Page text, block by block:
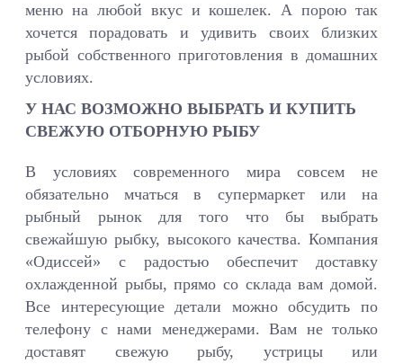
меню на любой вкус и кошелек. А порою так
хочется порадовать и удивить своих близких
рыбой собственного приготовления в домашних
условиях.
У НАС ВОЗМОЖНО ВЫБРАТЬ И КУПИТЬ
СВЕЖУЮ ОТБОРНУЮ РЫБУ
В условиях современного мира совсем не
обязательно мчаться в супермаркет или на
рыбный рынок для того что бы выбрать
свежайшую рыбку, высокого качества. Компания
«Одиссей» с радостью обеспечит доставку
охлажденной рыбы, прямо со склада вам домой.
Все интересующие детали можно обсудить по
телефону с нами менеджерами. Вам не только
доставят свежую рыбу, устрицы или